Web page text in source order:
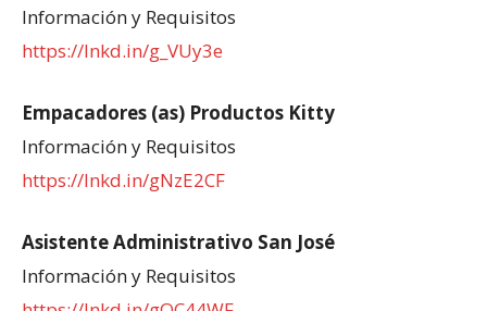
Información y Requisitos
https://lnkd.in/g_VUy3e
Empacadores (as) Productos Kitty
Información y Requisitos
https://lnkd.in/gNzE2CF
Asistente Administrativo San José
Información y Requisitos